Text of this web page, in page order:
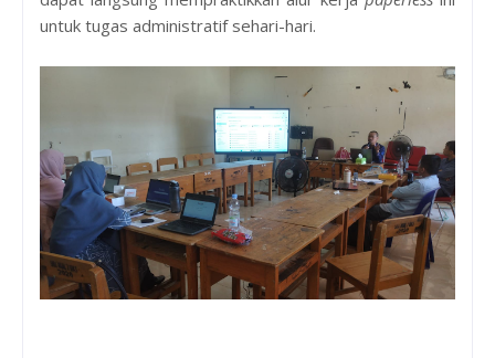
untuk tugas administratif sehari-hari.